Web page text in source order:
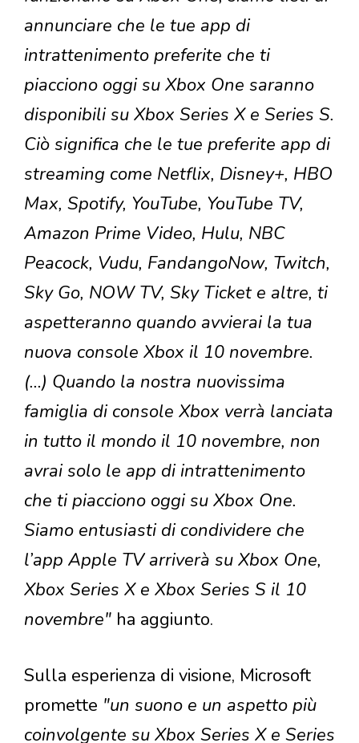
annunciare che le tue app di
intrattenimento preferite che ti
piacciono oggi su Xbox One saranno
disponibili su Xbox Series X e Series S.
Ciò significa che le tue preferite app di
streaming come Netflix, Disney+, HBO
Max, Spotify, YouTube, YouTube TV,
Amazon Prime Video, Hulu, NBC
Peacock, Vudu, FandangoNow, Twitch,
Sky Go, NOW TV, Sky Ticket e altre, ti
aspetteranno quando avvierai la tua
nuova console Xbox il 10 novembre.
(…) Quando la nostra nuovissima
famiglia di console Xbox verrà lanciata
in tutto il mondo il 10 novembre, non
avrai solo le app di intrattenimento
che ti piacciono oggi su Xbox One.
Siamo entusiasti di condividere che
l’app Apple TV arriverà su Xbox One,
Xbox Series X e Xbox Series S il 10
novembre" ha aggiunto.
Sulla esperienza di visione, Microsoft
promette "un suono e un aspetto più
coinvolgente su Xbox Series X e Series